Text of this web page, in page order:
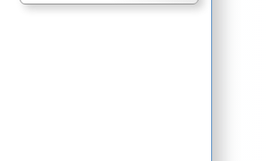
Фергана.Ру